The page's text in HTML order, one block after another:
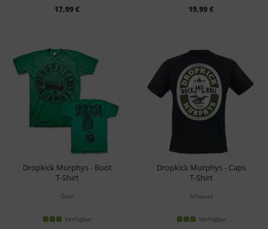
17,99 € 19,99 €
Dropkick Murphys - Boot
T-Shirt
Grün
Verfügbar
Dropkick Murphys - Caps
T-Shirt
Schwarz
Verfügbar